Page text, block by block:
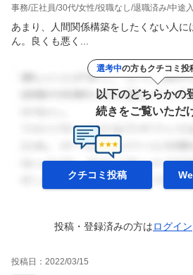
事務 正社員 30代 女性 役職なし 退職済み 中途
あまり、人間関係構築をしたくない人
ん。良くも悪く...
選考中の方もクチコミ投
以下のどちらかの
続きをご覧いただ
クチコミ投稿
投稿・登録済みの方はログイン
投稿日： 2022/03/15